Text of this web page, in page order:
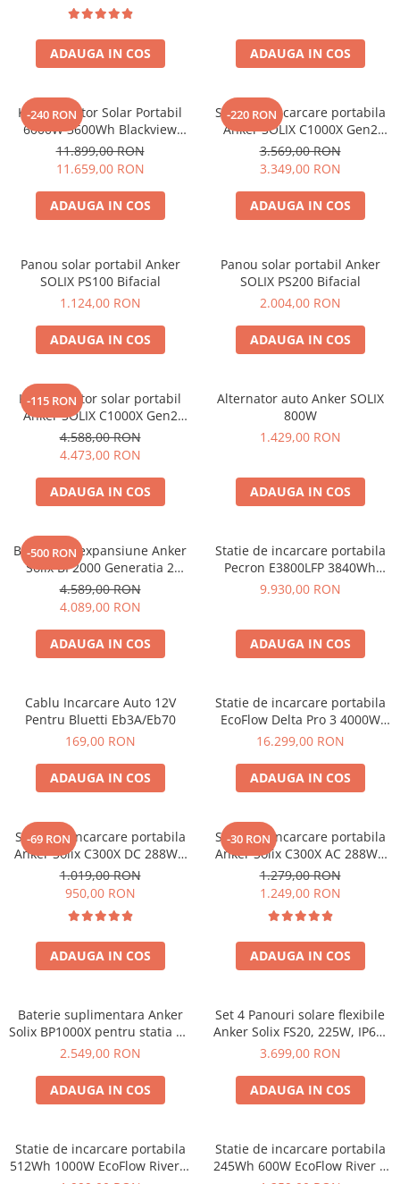
Pecron
Toate panourile portabile
Kituri solare pentru balcon
Frigidere Portabile
Componente Fotovoltaice
Incarcatoare solare
Incarcatoare solare PWM
Cabluri panouri fotovoltaice
Cabluri pentru echipamente
Protectii si izolatoare de baterii
Accesorii
Monitorizare si control
Invertoare Off-grid
Acumulatori de stocare
Iluminat solar
Acumulatori
Acumulatori Standard Plumb
Acumulatori Gel
Acumulatori Moto
Electronice
Invertoare Tensiune
Statii de incarcare vehicule
electrice
UPS Centrale Termice
Stabilizatoare Tensiune
Scule si aparate
Instrumente de masura
Clampmetre
Detectoare
Tahometre
Testere
rapida in 1.96h, 14 porturi,
USB-C 100W, control
inteligent la distanta,
functionalitate UPS
ADAUGA IN COS ADAUGA IN COS
-240 RON
Kit Generator Solar Portabil
6000W 3600Wh Blackview
OSCAL PowerMax 6000 +
panou solar 400W
11.899,00 RON
11.659,00 RON
ADAUGA IN COS
-220 RON
Statie de incarcare portabila
Anker SOLIX C1000X Gen2
2000W 1024Wh
3.569,00 RON
3.349,00 RON
ADAUGA IN COS
Panou solar portabil Anker
SOLIX PS100 Bifacial
1.124,00 RON
ADAUGA IN COS
Panou solar portabil Anker
SOLIX PS200 Bifacial
2.004,00 RON
ADAUGA IN COS
-115 RON
Kit generator solar portabil
Anker SOLIX C1000X Gen2
2000W 1024Wh + panou 100W
4.588,00 RON
4.473,00 RON
ADAUGA IN COS
Alternator auto Anker SOLIX
800W
1.429,00 RON
ADAUGA IN COS
-500 RON
Baterie de expansiune Anker
Solix BP2000 Generatia 2
pentru Anker Solix C2000 Gen
2, 2048Wh
4.589,00 RON
4.089,00 RON
ADAUGA IN COS
Statie de incarcare portabila
Pecron E3800LFP 3840Wh
4200W + Carucior CADOU
9.930,00 RON
ADAUGA IN COS
Cablu Incarcare Auto 12V
Pentru Bluetti Eb3A/Eb70
169,00 RON
ADAUGA IN COS
Statie de incarcare portabila
EcoFlow Delta Pro 3 4000W
4096Wh
16.299,00 RON
ADAUGA IN COS
-69 RON
Statie de incarcare portabila
Anker Solix C300X DC 288Wh
300W
1.019,00 RON
950,00 RON
ADAUGA IN COS
-30 RON
Statie de incarcare portabila
Anker Solix C300X AC 288Wh
300W
1.279,00 RON
1.249,00 RON
ADAUGA IN COS
Baterie suplimentara Anker
Solix BP1000X pentru statia de
alimentare portabila Anker
2.549,00 RON
ADAUGA IN COS
Set 4 Panouri solare flexibile
Anker Solix FS20, 225W, IP67,
Tehnologie TOPCon
3.699,00 RON
ADAUGA IN COS
Statie de incarcare portabila
512Wh 1000W EcoFlow River 2
Statie de incarcare portabila
245Wh 600W EcoFlow River 3